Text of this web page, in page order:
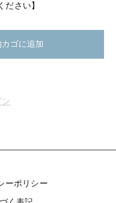
ださい】
ゴに追加
ーポリシー
プ
指輪
リング
クリップ